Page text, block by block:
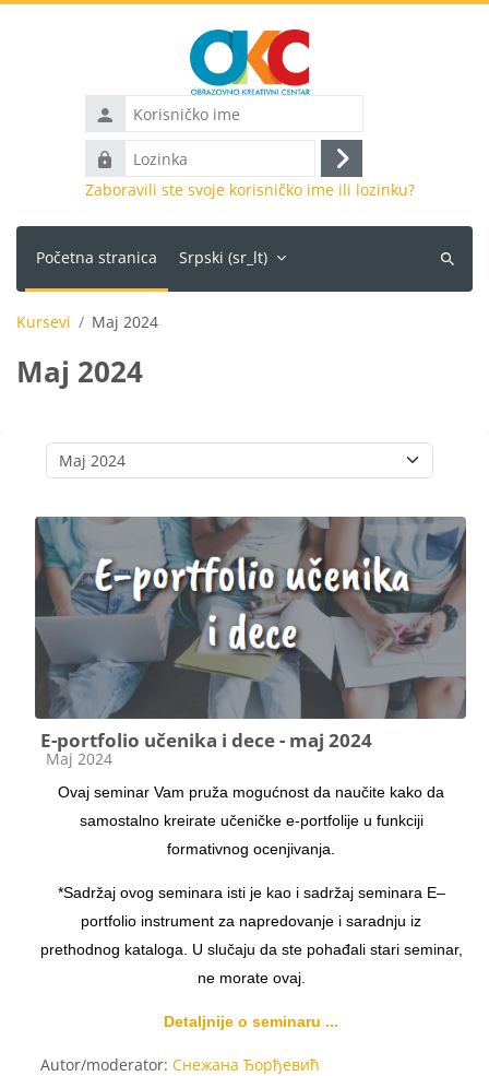
Korisničko
ime
Lozinka
Prijava
Zaboravili ste svoje korisničko ime ili lozinku?
Početna stranica Srpski ‎(sr_lt)‎
Pretraži
kurseve
Kursevi Maj 2024
Maj 2024
Kategorije kurseva
E-portfolio učenika i dece - maj 2024
Kategorija kursa
Maj 2024
Ovaj seminar Vam pruža mogućnost da naučite kako da
samostalno kreirate učeničke e-portfolije u funkciji
formativnog ocenjivanja.
*Sadržaj ovog seminara isti je kao i sadržaj seminara E–
portfolio instrument za napredovanje i saradnju iz
prethodnog kataloga. U slučaju da ste pohađali stari seminar,
ne morate ovaj.
Detaljnije o seminaru ...
Autor/moderator: Снежана Ђорђевић